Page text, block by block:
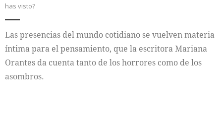
has visto?
Las presencias del mundo cotidiano se vuelven materia
íntima para el pensamiento, que la escritora Mariana
Orantes da cuenta tanto de los horrores como de los
asombros.